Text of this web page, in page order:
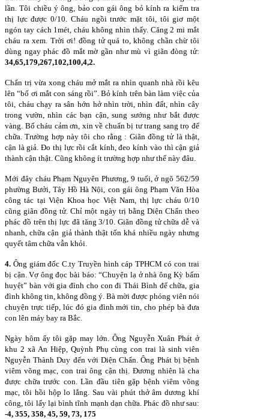
lần. Tôi chiều ý ông, bảo con gái ông bỏ kính ra kiểm tra
thị lực được 0/10. Cháu ngồi trước mặt tôi, tôi giơ một
ngón tay cách 1mét, cháu không nhìn thấy. Căng 2 mi mắt
cháu ra xem. Trời ơi! đồng tử quá to, không chần chừ tôi
dùng ngay phác đồ mắt mờ gần như mù vì giãn đòng tử:
34,65,179,267,102,100,4,2.
Chẩn trị vừa xong cháu mở mắt ra nhìn quanh nhà rồi kêu
lên “bố ơi mắt con sáng rồi”. Bỏ kính trên bàn làm việc của
tôi, cháu chạy ra sân hớn hở nhìn trời, nhìn đất, nhìn cây
trong vườn, nhìn các bạn cận, sung sướng như bắt được
vàng. Bố cháu cảm ơn, xin về chuẩn bị tư trang sang trọ để
chữa. Trường hợp này tôi cho rằng : Giãn đồng tử là thật,
cận là giả. Đo thị lực rồi cắt kính, đeo kính vào thì cận giả
thành cận thật. Cũng không ít trường hợp như thế này đâu.
Mới đây cháu Phạm Nguyên Phương, 9 tuổi, ở ngõ 562/59
phường Bưởi, Tây Hồ Hà Nội, con gái ông Phạm Văn Hòa
công tác tại Viện Khoa học Việt Nam, thị lực cháu 0/10
cũng giãn đồng tử. Chỉ một ngày trị bằng Diện Chẩn theo
phác đồ trên thị lực đã tăng 3/10. Giãn đồng tử chữa dễ và
nhanh, chữa cận giả thành thật tốn khá nhiều ngày nhưng
quyết tâm chữa vẫn khỏi.
4. Ông giám đốc C.ty Truyền hình cáp TPHCM có con trai
bị cận. Vợ ông đọc bài báo: “Chuyện lạ ở nhà ông Kỳ bấm
huyệt” bàn với gia đình cho con đi Thái Bình để chữa, gia
đình không tin, không đồng ý. Bà mời được phóng viên nói
chuyện trực tiếp, lúc đó gia đình mới tin, cho phép bà đưa
con lên máy bay ra Bắc.
Ngày hôm ấy tôi gặp may lớn. Ông Nguyễn Xuân Phát ở
khu 2 xã An Hiệp, Quỳnh Phụ cùng con trai là sinh viên
Nguyễn Thành Duy đến với Diện Chẩn. Ông Phát bị bệnh
viêm võng mạc, con trai ông cận thị. Đương nhiên là cha
được chữa trước con. Lần đầu tiên gặp bệnh viêm võng
mạc, tôi hồi hộp lo lắng. Sau vài phút thở âm dương khí
công, tôi lấy lại bình tĩnh mạnh dạn chữa. Phác đồ như sau:
-4, 355, 358, 45, 59, 73, 175